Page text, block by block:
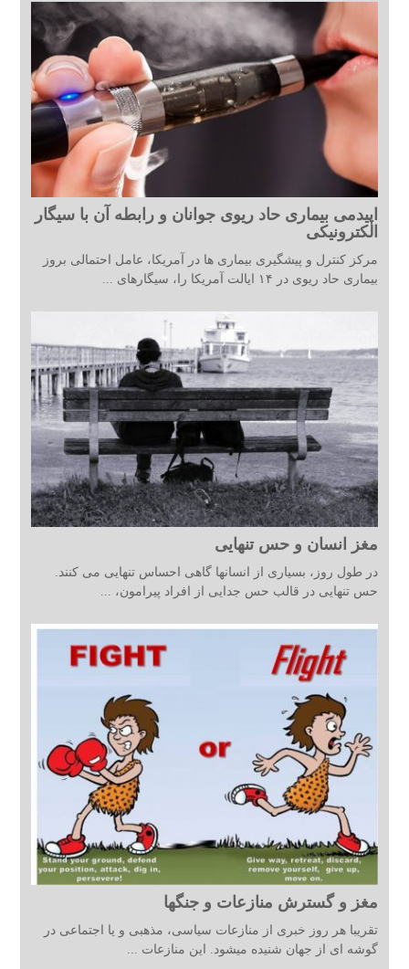
اپیدمی بیماری حاد ریوی جوانان و رابطه آن با سیگار
الکترونیکی
مرکز کنترل و پیشگیری بیماری ها در آمریکا، عامل احتمالی بروز
بیماری حاد ریوی در ۱۴ ایالت آمریکا را، سیگارهای ...
مغز انسان و حس تنهایی
در طول روز، بسیاری از انسانها گاهی احساس تنهایی می کنند.
حس تنهایی در قالب حس جدایی از افراد پیرامون، ...
مغز و گسترش منازعات و جنگها
تقریبا هر روز خبری از منازعات سیاسی، مذهبی و یا اجتماعی در
گوشه ای از جهان شنیده میشود. این منازعات ...